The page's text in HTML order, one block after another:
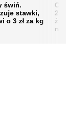
świń.
stawki,
o 3 zł za kg